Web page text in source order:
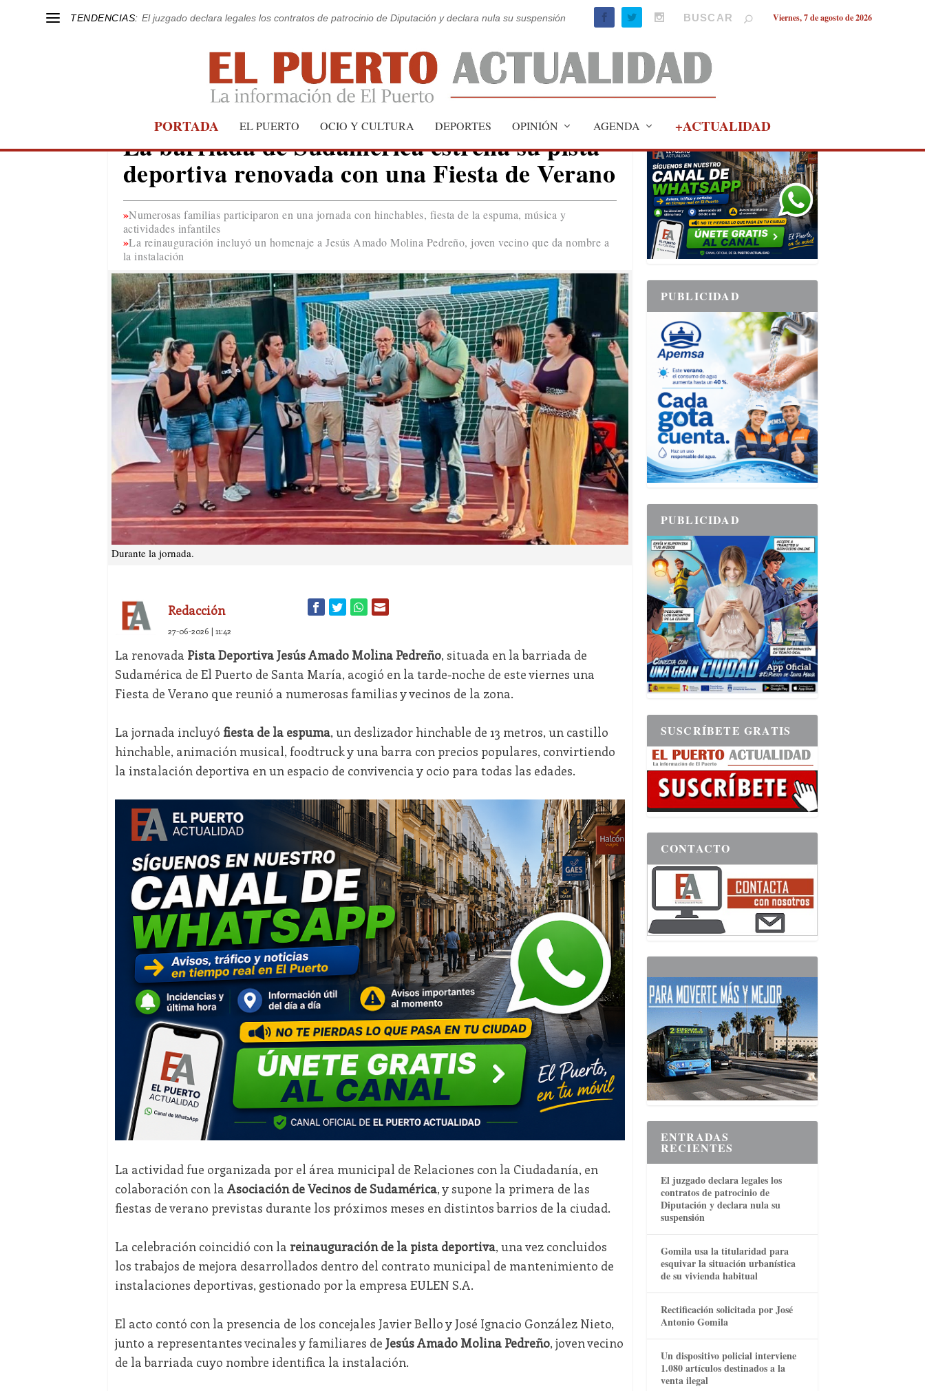
TENDENCIAS: El juzgado declara legales los contratos de patrocinio de Diputación y declara nula su suspensión Viernes, 7 de agosto de 2026
PORTADA EL PUERTO OCIO Y CULTURA DEPORTES OPINIÓN AGENDA +ACTUALIDAD
EL PUERTO
La barriada de Sudamérica estrena su pista
deportiva renovada con una Fiesta de Verano
Numerosas familias participaron en una jornada con hinchables, fiesta de la espuma, música y
actividades infantiles
La reinauguración incluyó un homenaje a Jesús Amado Molina Pedreño, joven vecino que da nombre a
la instalación
Durante la jornada.
Redacción
27-06-2026 | 11:42
La renovada Pista Deportiva Jesús Amado Molina Pedreño, situada en la barriada de
Sudamérica de El Puerto de Santa María, acogió en la tarde-noche de este viernes una
Fiesta de Verano que reunió a numerosas familias y vecinos de la zona.
La jornada incluyó fiesta de la espuma, un deslizador hinchable de 13 metros, un castillo
hinchable, animación musical, foodtruck y una barra con precios populares, convirtiendo
la instalación deportiva en un espacio de convivencia y ocio para todas las edades.
La actividad fue organizada por el área municipal de Relaciones con la Ciudadanía, en
colaboración con la Asociación de Vecinos de Sudamérica, y supone la primera de las
fiestas de verano previstas durante los próximos meses en distintos barrios de la ciudad.
La celebración coincidió con la reinauguración de la pista deportiva, una vez concluidos
los trabajos de mejora desarrollados dentro del contrato municipal de mantenimiento de
instalaciones deportivas, gestionado por la empresa EULEN S.A.
El acto contó con la presencia de los concejales Javier Bello y José Ignacio González Nieto,
junto a representantes vecinales y familiares de Jesús Amado Molina Pedreño, joven vecino
de la barriada cuyo nombre identifica la instalación.
PUBLICIDAD
PUBLICIDAD
PUBLICIDAD
SUSCRÍBETE GRATIS
CONTACTO
ENTRADAS
RECIENTES
El juzgado declara legales los
contratos de patrocinio de
Diputación y declara nula su
suspensión
Gomila usa la titularidad para
esquivar la situación urbanística
de su vivienda habitual
Rectificación solicitada por José
Antonio Gomila
Un dispositivo policial interviene
1.080 artículos destinados a la
venta ilegal